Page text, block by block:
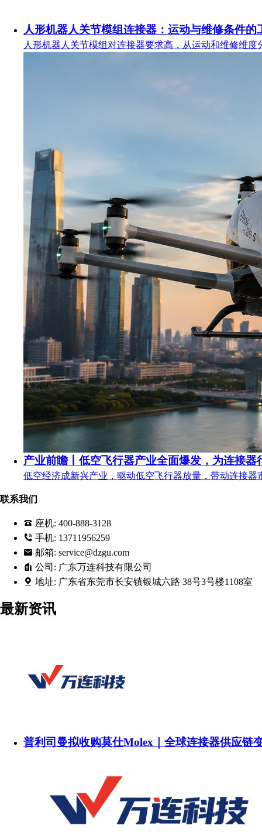
人形机器人关节模组连接器：运动与维修条件的
人形机器人关节模组对连接器要求高，从运动和维修维
产业前瞻丨低空飞行器产业全面爆发，为连接器
低空经济成新兴产业，驱动低空飞行器放量，带动连接
联系我们
座机: 400-888-3128
手机: 13711956259
邮箱: service@dzgu.com
公司: 广东万连科技有限公司
地址: 广东省东莞市长安镇银城六路 38号3号楼1108室
最新资讯
普利司曼拟收购莫仕Molex｜全球连接器供应链